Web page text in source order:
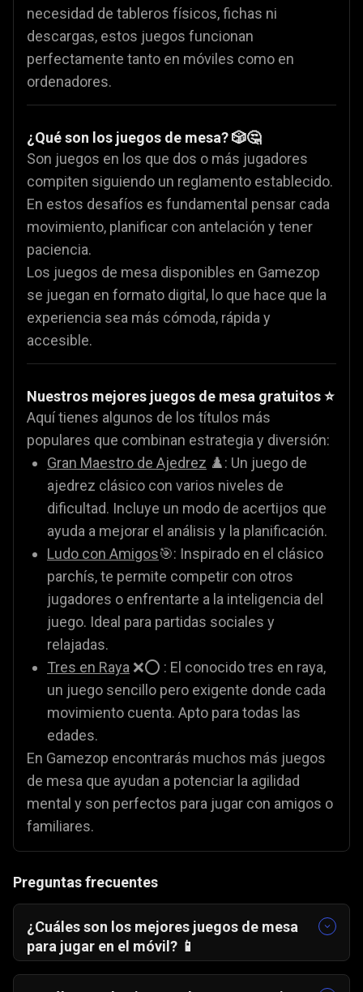
necesidad de tableros físicos, fichas ni
descargas, estos juegos funcionan
perfectamente tanto en móviles como en
ordenadores.
¿Qué son los juegos de mesa? 🎲🤔
Son juegos en los que dos o más jugadores
compiten siguiendo un reglamento establecido.
En estos desafíos es fundamental pensar cada
movimiento, planificar con antelación y tener
paciencia.
Los juegos de mesa disponibles en Gamezop
se juegan en formato digital, lo que hace que la
experiencia sea más cómoda, rápida y
accesible.
Nuestros mejores juegos de mesa gratuitos ⭐
Aquí tienes algunos de los títulos más
populares que combinan estrategia y diversión:
Gran Maestro de Ajedrez ♟️: Un juego de
ajedrez clásico con varios niveles de
dificultad. Incluye un modo de acertijos que
ayuda a mejorar el análisis y la planificación.
Ludo con Amigos🎯: Inspirado en el clásico
parchís, te permite competir con otros
jugadores o enfrentarte a la inteligencia del
juego. Ideal para partidas sociales y
relajadas.
Tres en Raya ❌⭕ : El conocido tres en raya,
un juego sencillo pero exigente donde cada
movimiento cuenta. Apto para todas las
edades.
En Gamezop encontrarás muchos más juegos
de mesa que ayudan a potenciar la agilidad
mental y son perfectos para jugar con amigos o
familiares.
Preguntas frecuentes
¿Cuáles son los mejores juegos de mesa
para jugar en el móvil? 📱